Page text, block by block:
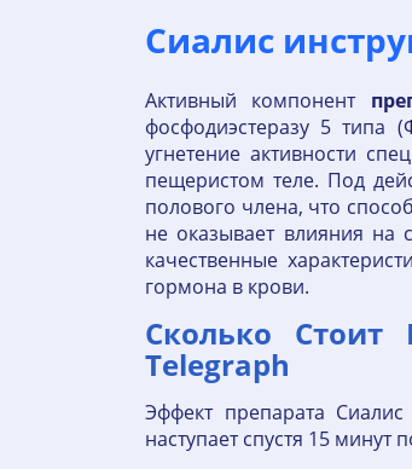
Сиалис
Активный компонент
фосфодиэстеразу 5 типа
угнетение активности
пещеристом теле. Под
полового члена, что
не оказывает влияния на
качественные
гормона в крови.
Сколько Стоит
Telegraph
Эффект препарата Сиалис
наступает спустя 15